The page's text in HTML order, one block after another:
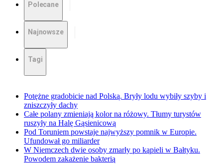
Polecane
Najnowsze
Tagi
Potężne gradobicie nad Polską. Bryły lodu wybiły szyby i
zniszczyły dachy
Całe polany zmieniają kolor na różowy. Tłumy turystów
ruszyły na Halę Gąsienicową
Pod Toruniem powstaje najwyższy pomnik w Europie.
Ufundował go miliarder
W Niemczech dwie osoby zmarły po kąpieli w Bałtyku.
Powodem zakażenie bakterią